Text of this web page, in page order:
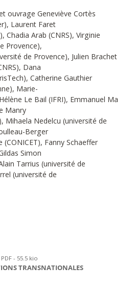
ouvrage Geneviève Cortès
Laurent Faret
Chadia Arab (CNRS), Virginie
Provence),
de Provence), Julien Brachet
Dana
Catherine Gauthier
Marie-
Le Bail (IFRI), Emmanuel Ma
Manry
Mihaela Nedelcu (université de
Berger
(CONICET), Fanny Schaeffer
Simon
Tarrius (université de
(université de
PDF - 55.5 kio
TRANSNATIONALES